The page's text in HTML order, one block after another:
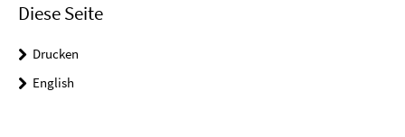
Diese Seite
Drucken
English